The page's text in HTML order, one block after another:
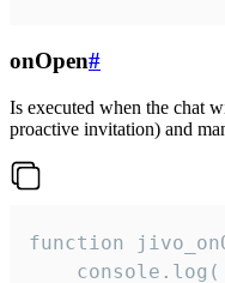
onOpen#
Is executed when the chat
proactive invitation) and
function